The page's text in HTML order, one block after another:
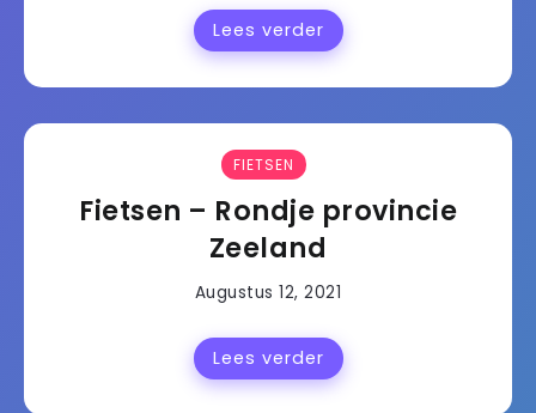
Lees verder
FIETSEN
Fietsen – Rondje provincie
Zeeland
Augustus 12, 2021
Lees verder